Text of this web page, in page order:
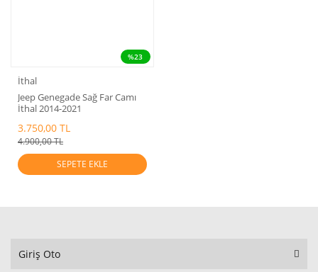
%23
İthal
Jeep Genegade Sağ Far Camı
İthal 2014-2021
3.750,00 TL
4.900,00 TL
SEPETE EKLE
Giriş Oto